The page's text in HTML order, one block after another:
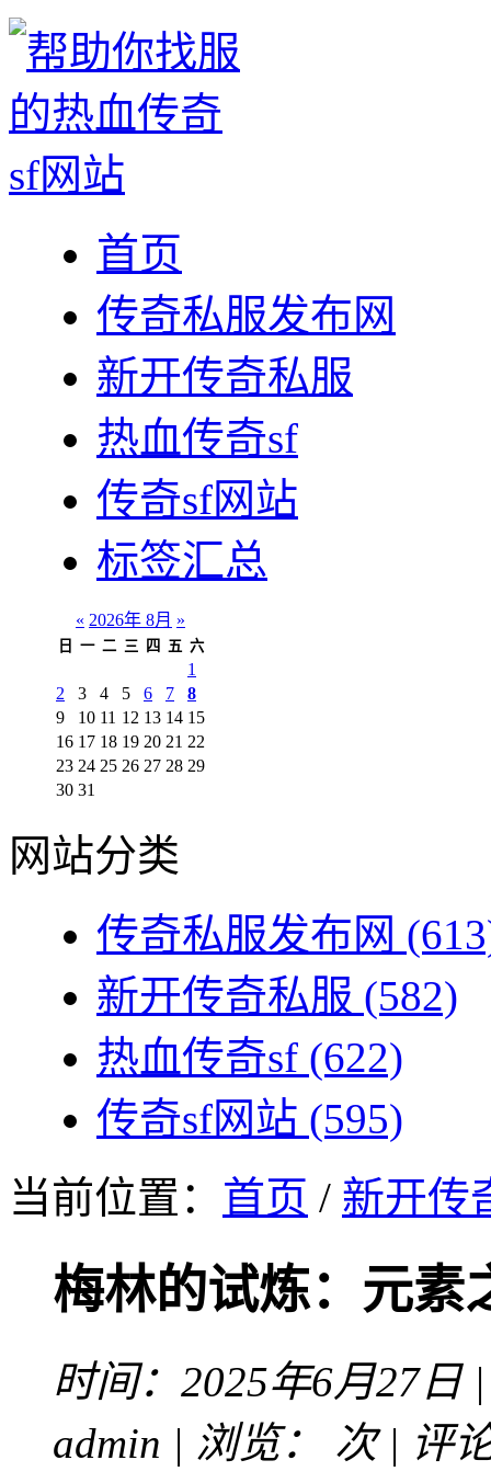
首页
传奇私服发布网
新开传奇私服
热血传奇sf
传奇sf网站
标签汇总
« 2026年 8月 »
日 一 二 三 四 五 六
1
2
3 4 5 6 7
8
9
10 11 12 13 14 15
16 17 18 19 20 21 22
23 24 25 26 27 28 29
30 31
网站分类
传奇私服发布网
新开传奇私服 (582)
热血传奇sf (622)
传奇sf网站 (595)
当前位置： 首页 / 新开传
梅林的试炼：元素
时间：2025年6月27日
admin | 浏览：
次 | 评